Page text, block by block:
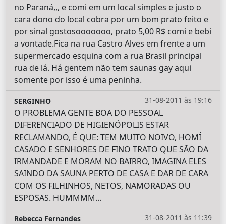
no Paraná,,, e comi em um local simples e justo o
cara dono do local cobra por um bom prato feito e
por sinal gostosooooooo, prato 5,00 R$ comi e bebi
a vontade.Fica na rua Castro Alves em frente a um
supermercado esquina com a rua Brasil principal
rua de lá. Há gentem não tem saunas gay aqui
somente por isso é uma peninha.
31-08-2011 às 19:16
SERGINHO
O PROBLEMA GENTE BOA DO PESSOAL
DIFERENCIADO DE HIGIENÓPOLIS ESTAR
RECLAMANDO, É QUE: TEM MUITO NOIVO, HOMÍ
CASADO E SENHORES DE FINO TRATO QUE SÃO DA
IRMANDADE E MORAM NO BAIRRO, IMAGINA ELES
SAINDO DA SAUNA PERTO DE CASA E DAR DE CARA
COM OS FILHINHOS, NETOS, NAMORADAS OU
ESPOSAS. HUMMMM...
31-08-2011 às 11:39
Rebecca Fernandes